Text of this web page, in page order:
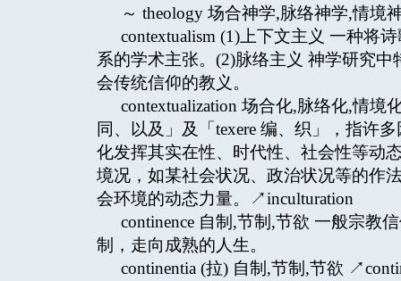
～ theology 场合神学,脉络神学,情境
contextualism (1)上下文主义 一种将
系的学术主张。(2)脉络主义 神学研究
会传统信仰的教义。
contextualization 场合化,脉络化,情境
同、以及」及「texere 编、织」，指许
化发挥其实在性、时代性、社会性等动
境况，如某社会状况、政治状况等的作
会环境的动态力量。↗inculturation
continence 自制,节制,节欲 一般宗教
制，走向成熟的人生。
continentia (拉) 自制,节制,节欲